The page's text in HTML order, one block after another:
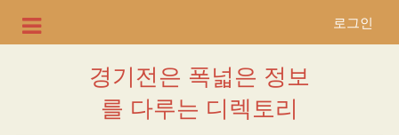
로그인
경기전은 폭넓은 정보
를 다루는 디렉토리